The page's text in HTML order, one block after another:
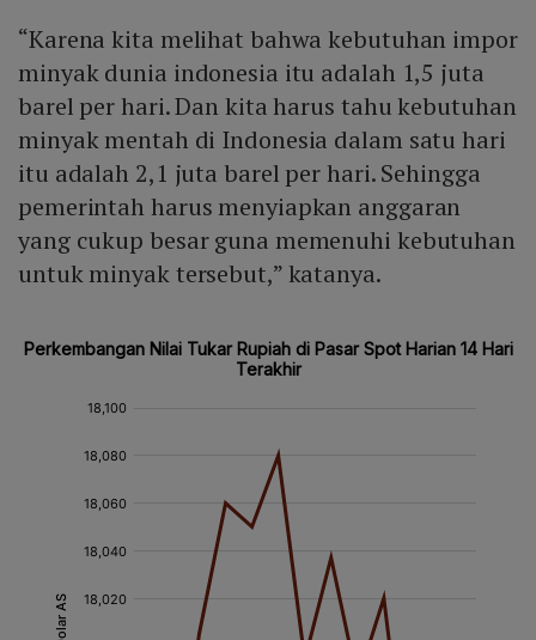
“Karena kita melihat bahwa kebutuhan impor
minyak dunia indonesia itu adalah 1,5 juta
barel per hari. Dan kita harus tahu kebutuhan
minyak mentah di Indonesia dalam satu hari
itu adalah 2,1 juta barel per hari. Sehingga
pemerintah harus menyiapkan anggaran
yang cukup besar guna memenuhi kebutuhan
untuk minyak tersebut,” katanya.